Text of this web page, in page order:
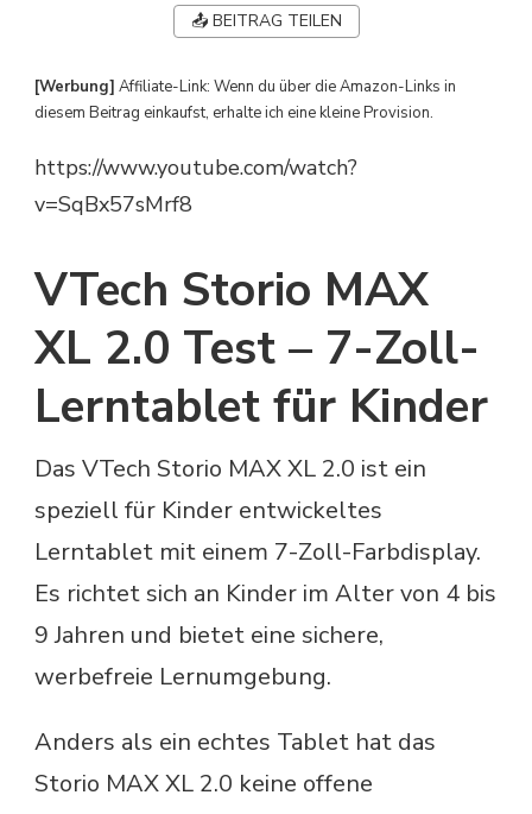
📤 BEITRAG TEILEN
[Werbung] Affiliate-Link: Wenn du über die Amazon-Links in
diesem Beitrag einkaufst, erhalte ich eine kleine Provision.
https://www.youtube.com/watch?
v=SqBx57sMrf8
VTech Storio MAX
XL 2.0 Test – 7-Zoll-
Lerntablet für Kinder
Das VTech Storio MAX XL 2.0 ist ein
speziell für Kinder entwickeltes
Lerntablet mit einem 7-Zoll-Farbdisplay.
Es richtet sich an Kinder im Alter von 4 bis
9 Jahren und bietet eine sichere,
werbefreie Lernumgebung.
Anders als ein echtes Tablet hat das
Storio MAX XL 2.0 keine offene